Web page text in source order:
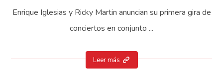
Enrique Iglesias y Ricky Martin anuncian su primera gira de
conciertos en conjunto ...
Leer más